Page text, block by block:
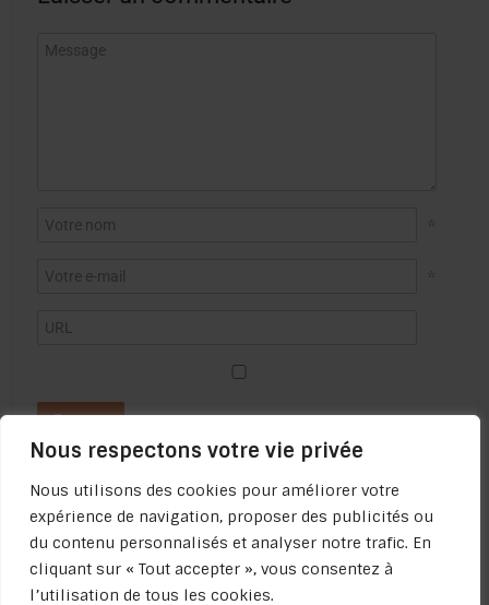
Nous respectons votre vie privée
Nous utilisons des cookies pour améliorer votre
expérience de navigation, proposer des publicités ou
du contenu personnalisés et analyser notre trafic. En
cliquant sur « Tout accepter », vous consentez à
l’utilisation de tous les cookies.